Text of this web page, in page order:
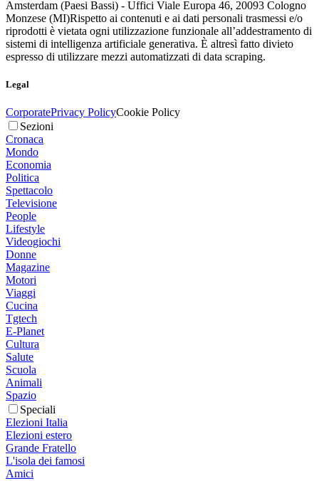
Amsterdam (Paesi Bassi) - Uffici Viale Europa 46, 20093 Cologno
Monzese (MI)Rispetto ai contenuti e ai dati personali trasmessi e/o
riprodotti è vietata ogni utilizzazione funzionale all’addestramento di
sistemi di intelligenza artificiale generativa. È altresì fatto divieto
espresso di utilizzare mezzi automatizzati di data scraping.
Legal
CorporatePrivacy PolicyCookie Policy
Sezioni
Cronaca
Mondo
Economia
Politica
Spettacolo
Televisione
People
Lifestyle
Videogiochi
Donne
Magazine
Motori
Viaggi
Cucina
Tgtech
E-Planet
Cultura
Salute
Scuola
Animali
Spazio
Speciali
Elezioni Italia
Elezioni estero
Grande Fratello
L'isola dei famosi
Amici